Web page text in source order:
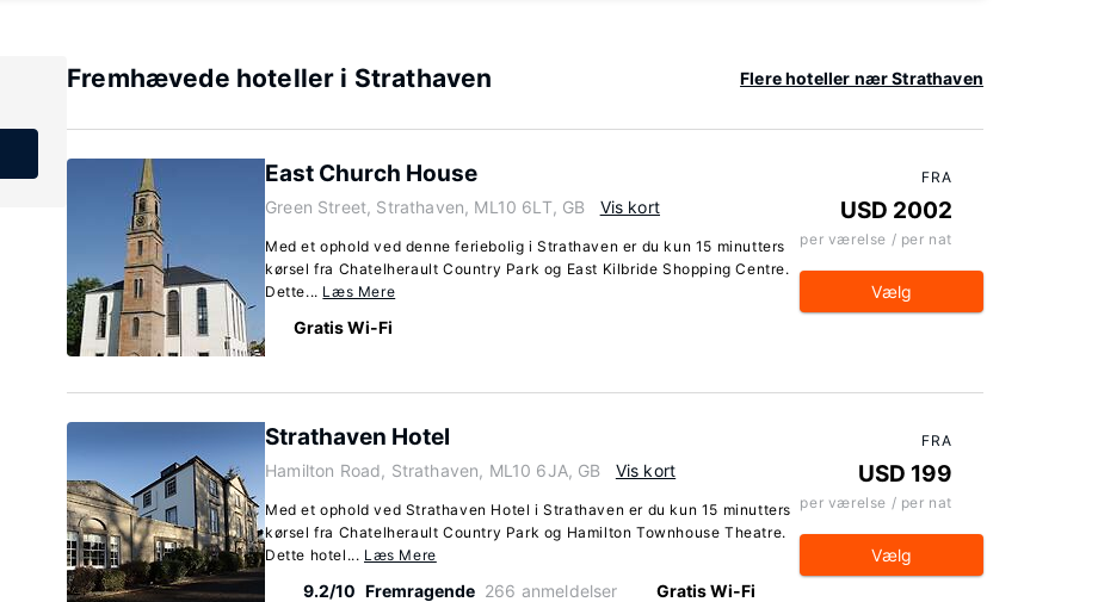
Fremhævede hoteller i Strathaven Flere hoteller nær Strathaven
East Church House
Green Street, Strathaven, ML10 6LT, GB Vis kort
Med et ophold ved denne feriebolig i Strathaven er du kun 15 minutters
kørsel fra Chatelherault Country Park og East Kilbride Shopping Centre.
Dette... Læs Mere
Gratis Wi-Fi
FRA
USD 2002
per værelse / per nat
Vælg
Strathaven Hotel
Hamilton Road, Strathaven, ML10 6JA, GB Vis kort
Med et ophold ved Strathaven Hotel i Strathaven er du kun 15 minutters
kørsel fra Chatelherault Country Park og Hamilton Townhouse Theatre.
Dette hotel... Læs Mere
9.2/10 Fremragende 266 anmeldelser Gratis Wi-Fi
FRA
USD 199
per værelse / per nat
Vælg